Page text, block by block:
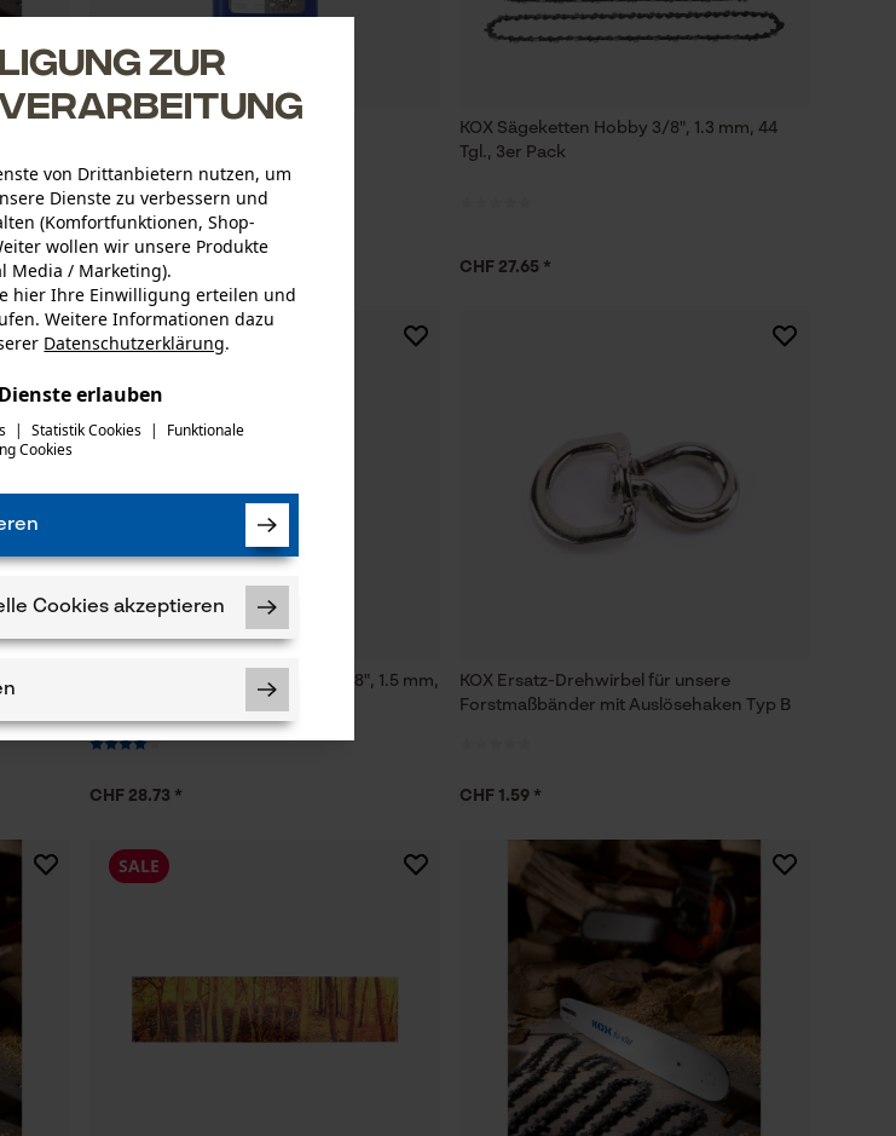
cm
CHF 5.90 *
KOX Sägeketten Hobby 3/8", 1.3 mm, 44
Tgl., 3er Pack
CHF 27.65 *
mm,
KOX Tri-Star Führungsschiene 3/8", 1.5 mm,
CHF 28.73 *
KOX Ersatz-Drehwirbel für unsere
Forstmaßbänder mit Auslösehaken Typ B
CHF 1.59 *
SALE
zur
von Drittanbietern nutzen, um
Dienste zu verbessern und
(Komfortfunktionen, Shop-
wollen wir unsere Produkte
Media / Marketing).
hier Ihre Einwilligung erteilen und
Weitere Informationen dazu
Datenschutzerklärung.
erlauben
| Statistik Cookies |
Funktionale
Cookies
Cookies akzeptieren
Cookies
setzen von Cookies
ID
der Auswahl zur
Tag Manager
aufgetreten. Bitte
es erneut.